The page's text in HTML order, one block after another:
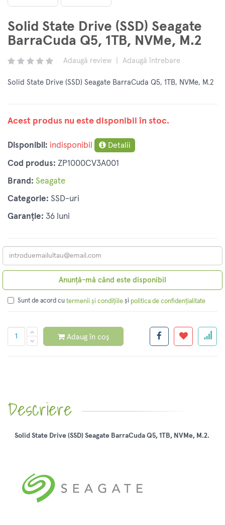
Solid State Drive (SSD) Seagate
BarraCuda Q5, 1TB, NVMe, M.2
Adaugă review Adaugă întrebare
Solid State Drive (SSD) Seagate BarraCuda Q5, 1TB, NVMe, M.2
Acest produs nu este disponibil în stoc.
Disponibil: indisponibil Detalii
Cod produs: ZP1000CV3A001
Brand: Seagate
Categorie: SSD-uri
Garanție: 36 luni
Anunță-mă când este disponibil
Sunt de acord cu termenii și condițiile și politica de confidențialitate
Adaug în coș
Descriere
Solid State Drive (SSD) Seagate BarraCuda Q5, 1TB, NVMe, M.2.